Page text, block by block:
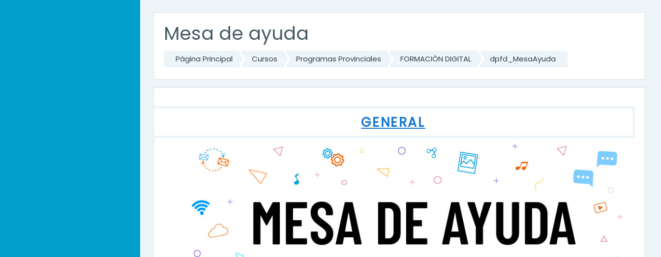
Mesa de ayuda
Página Principal Cursos Programas Provinciales FORMACIÓN DIGITAL dpfd_MesaAyuda
GENERAL